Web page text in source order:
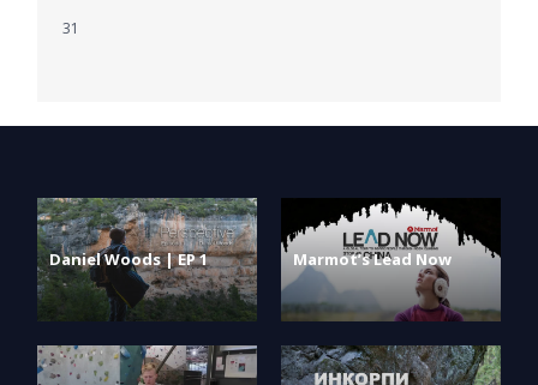
31
Daniel Woods | EP 1 Marmot’s Lead Now